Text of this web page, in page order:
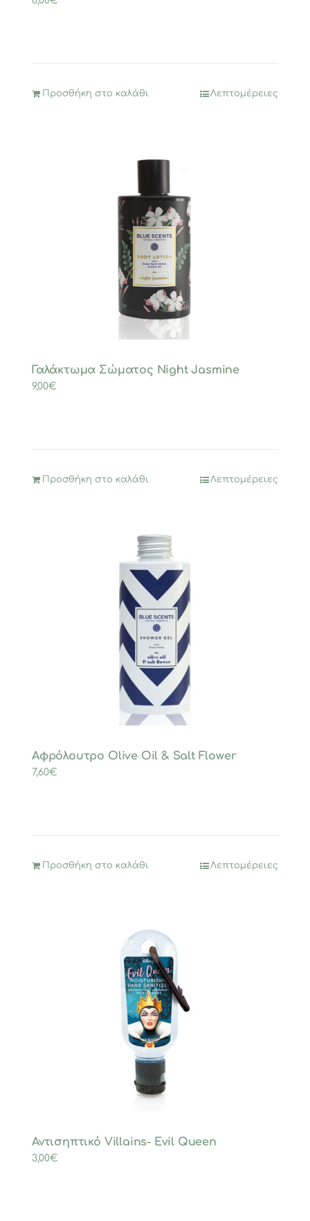
Προσθήκη στο καλάθι Λεπτομέρειες
Γαλάκτωμα Σώματος Night Jasmine
9,00€
Προσθήκη στο καλάθι Λεπτομέρειες
Αφρόλουτρο Olive Oil & Salt Flower
7,60€
Προσθήκη στο καλάθι Λεπτομέρειες
Αντισηπτικό Villains- Evil Queen
3,00€